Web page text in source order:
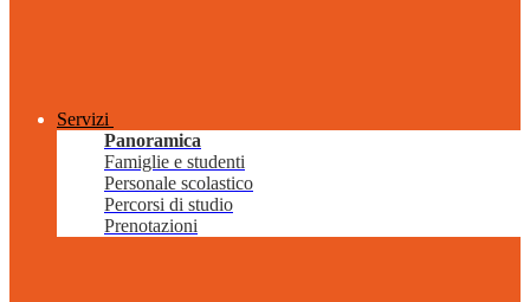
Servizi
Panoramica
Famiglie e studenti
Personale scolastico
Percorsi di studio
Prenotazioni